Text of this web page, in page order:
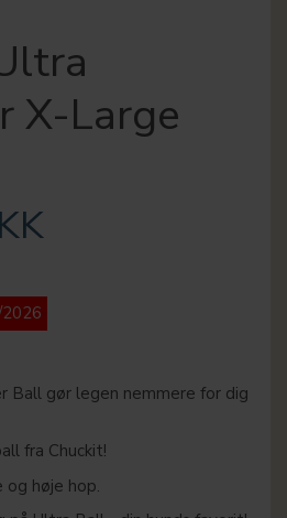
X-Large
Ball gør legen nemmere for dig
fra Chuckit!
og høje hop.